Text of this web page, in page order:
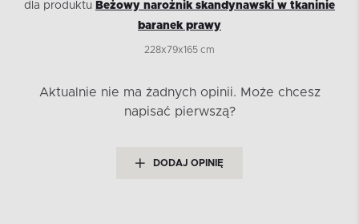
dla produktu Beżowy narożnik skandynawski w tkaninie
baranek prawy
228x79x165 cm
Aktualnie nie ma żadnych opinii. Może chcesz
napisać pierwszą?
DODAJ OPINIĘ